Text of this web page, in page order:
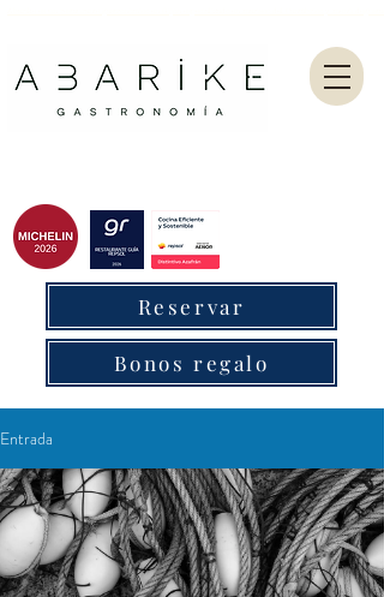
Reservar
Bonos regalo
Entrada